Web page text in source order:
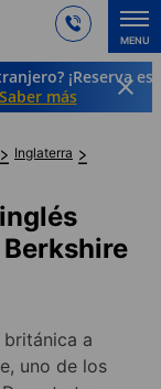
MENU
¡Reserva
Saber más
Inglaterra
a
uno de los